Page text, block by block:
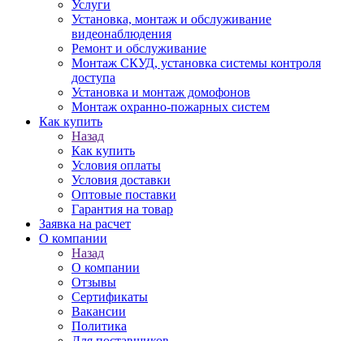
Услуги
Установка, монтаж и обслуживание
видеонаблюдения
Ремонт и обслуживание
Монтаж СКУД, установка системы контроля
доступа
Установка и монтаж домофонов
Монтаж охранно-пожарных систем
Как купить
Назад
Как купить
Условия оплаты
Условия доставки
Оптовые поставки
Гарантия на товар
Заявка на расчет
О компании
Назад
О компании
Отзывы
Сертификаты
Вакансии
Политика